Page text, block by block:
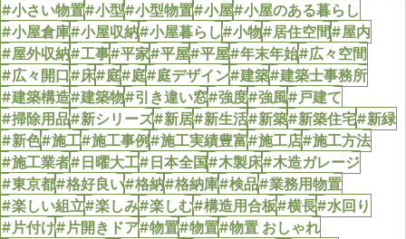
#小さい物置#小型#小型物置#小屋#小屋のある暮らし
#小屋倉庫#小屋収納#小屋暮らし#小物#居住空間#屋内
#屋外収納#工事#平家#平屋#平屋#年末年始#広々空間
#広々開口#床#庭#庭#庭デザイン#建築#建築士事務所
#建築構造#建築物#引き違い窓#強度#強風#戸建て
#掃除用品#新シリーズ#新居#新生活#新築#新築住宅#新緑
#新色#施工#施工事例#施工実績豊富#施工店#施工方法
#施工業者#日曜大工#日本全国#木製床#木造ガレージ
#東京都#格好良い#格納#格納庫#検品#業務用物置
#楽しい組立#楽しみ#楽しむ#構造用合板#横長#水回り
#片付け#片開きドア#物置#物置#物置 おしゃれ